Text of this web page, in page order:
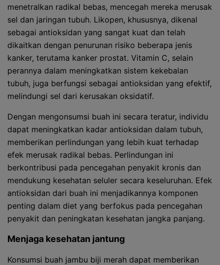
menetralkan radikal bebas, mencegah mereka merusak
sel dan jaringan tubuh. Likopen, khususnya, dikenal
sebagai antioksidan yang sangat kuat dan telah
dikaitkan dengan penurunan risiko beberapa jenis
kanker, terutama kanker prostat. Vitamin C, selain
perannya dalam meningkatkan sistem kekebalan
tubuh, juga berfungsi sebagai antioksidan yang efektif,
melindungi sel dari kerusakan oksidatif.
Dengan mengonsumsi buah ini secara teratur, individu
dapat meningkatkan kadar antioksidan dalam tubuh,
memberikan perlindungan yang lebih kuat terhadap
efek merusak radikal bebas. Perlindungan ini
berkontribusi pada pencegahan penyakit kronis dan
mendukung kesehatan seluler secara keseluruhan. Efek
antioksidan dari buah ini menjadikannya komponen
penting dalam diet yang berfokus pada pencegahan
penyakit dan peningkatan kesehatan jangka panjang.
Menjaga kesehatan jantung
Konsumsi buah jambu biji merah dapat memberikan